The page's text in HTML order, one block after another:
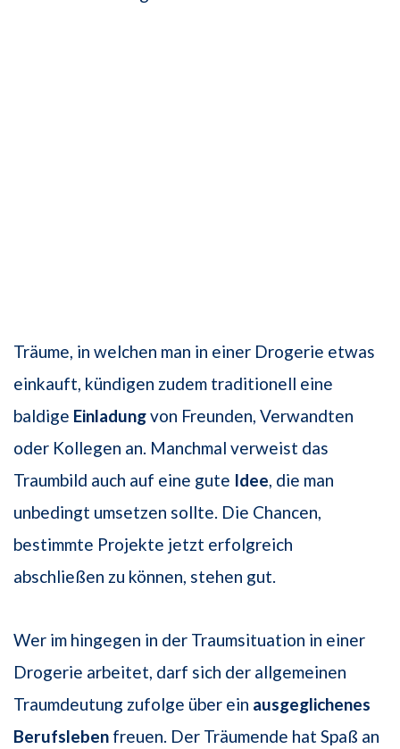
Träume, in welchen man in einer Drogerie etwas
einkauft, kündigen zudem traditionell eine
baldige Einladungvon Freunden, Verwandten
oder Kollegen an. Manchmal verweist das
Traumbild auch auf eine gute Idee, die man
unbedingt umsetzen sollte. Die Chancen,
bestimmte Projekte jetzt erfolgreich
abschließen zu können, stehen gut.
Wer im hingegen in der Traumsituation in einer
Drogerie arbeitet, darf sich der allgemeinen
Traumdeutung zufolge über ein ausgeglichenes
Berufsleben freuen. Der Träumende hat Spaß an